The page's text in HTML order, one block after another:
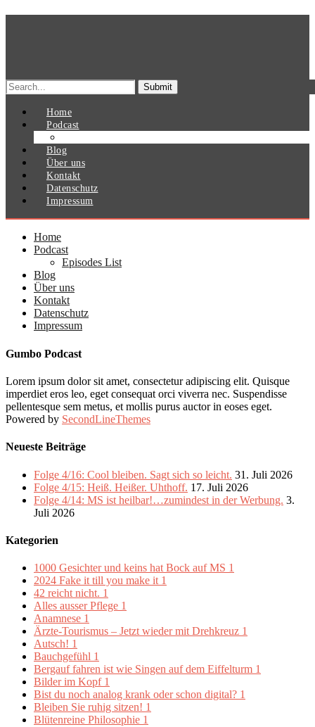
Search
for:
Home
Podcast
Blog
Über uns
Kontakt
Datenschutz
Impressum
Home
Podcast
Episodes List
Blog
Über uns
Kontakt
Datenschutz
Impressum
Gumbo Podcast
Lorem ipsum dolor sit amet, consectetur adipiscing elit. Quisque
imperdiet eros leo, eget consequat orci viverra nec. Suspendisse
pellentesque sem metus, et mollis purus auctor in eoses eget.
Powered by SecondLineThemes
Neueste Beiträge
Folge 4/16: Cool bleiben. Sagt sich so leicht. 31. Juli 2026
Folge 4/15: Heiß. Heißer. Uhthoff. 17. Juli 2026
Folge 4/14: MS ist heilbar!…zumindest in der Werbung. 3.
Juli 2026
Kategorien
1000 Gesichter und keins hat Bock auf MS 1
2024 Fake it till you make it 1
42 reicht nicht. 1
Alles ausser Pflege 1
Anamnese 1
Ärzte-Tourismus – Jetzt wieder mit Drehkreuz 1
Autsch! 1
Bauchgefühl 1
Bergauf fahren ist wie Singen auf dem Eiffelturm 1
Bilder im Kopf 1
Bist du noch analog krank oder schon digital? 1
Bleiben Sie ruhig sitzen! 1
Blütenreine Philosophie 1